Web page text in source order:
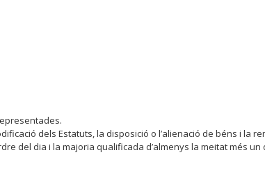
dels Estatuts, la disposició o l’alienació de béns i la
del dia i la majoria qualificada d’almenys la meitat més